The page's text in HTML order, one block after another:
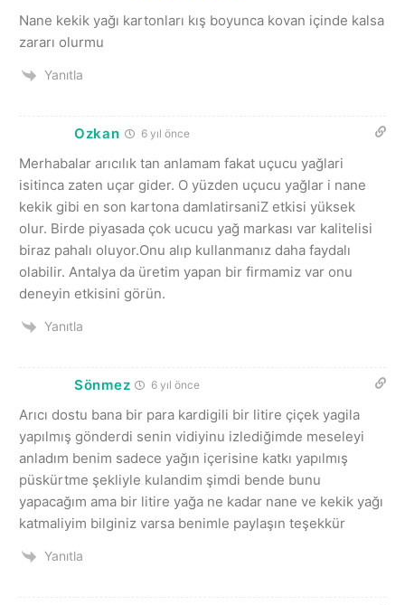
Nane kekik yağı kartonları kış boyunca kovan içinde kalsa
zararı olurmu
Yanıtla
Ozkan 6 yıl önce
Merhabalar arıcılık tan anlamam fakat uçucu yağlari
isitinca zaten uçar gider. O yüzden uçucu yağlar i nane
kekik gibi en son kartona damlatirsaniZ etkisi yüksek
olur. Birde piyasada çok ucucu yağ markası var kalitelisi
biraz pahalı oluyor.Onu alıp kullanmanız daha faydalı
olabilir. Antalya da üretim yapan bir firmamiz var onu
deneyin etkisini görün.
Yanıtla
Sönmez 6 yıl önce
Arıcı dostu bana bir para kardigili bir litire çiçek yagila
yapılmış gönderdi senin vidiyinu izlediğimde meseleyi
anladım benim sadece yağın içerisine katkı yapılmış
püskürtme şekliyle kulandim şimdi bende bunu
yapacağım ama bir litire yağa ne kadar nane ve kekik yağı
katmaliyim bilginiz varsa benimle paylaşın teşekkür
Yanıtla